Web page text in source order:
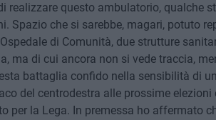
realizzare questo ambulatorio, qualche
Spazio che si sarebbe, magari, potuto
di Comunità, due strutture
ma di cui ancora non si vede traccia,
battaglia confido nella sensibilità di
del centrodestra alle prossime elezioni
per la Lega. In premessa ho affermato